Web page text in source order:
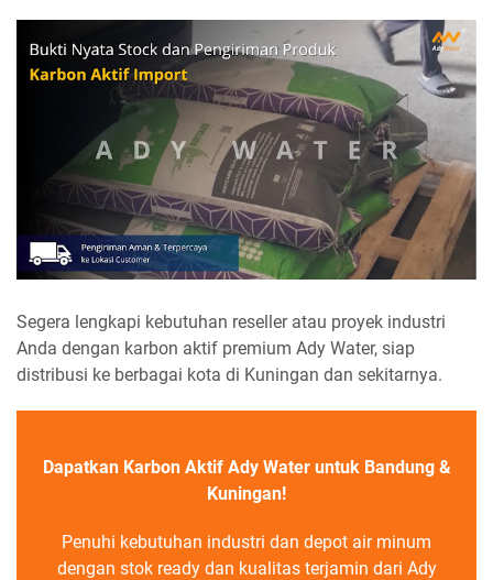
Segera lengkapi kebutuhan reseller atau proyek industri
Anda dengan karbon aktif premium Ady Water, siap
distribusi ke berbagai kota di Kuningan dan sekitarnya.
Dapatkan Karbon Aktif Ady Water untuk Bandung &
Kuningan!
Penuhi kebutuhan industri dan depot air minum
dengan stok ready dan kualitas terjamin dari Ady